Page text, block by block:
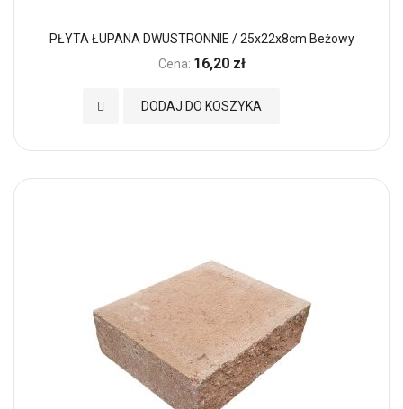
PŁYTA ŁUPANA DWUSTRONNIE / 25x22x8cm Beżowy
Cena: 16,20 zł
DODAJ DO KOSZYKA
Dodaj do Ulubionych